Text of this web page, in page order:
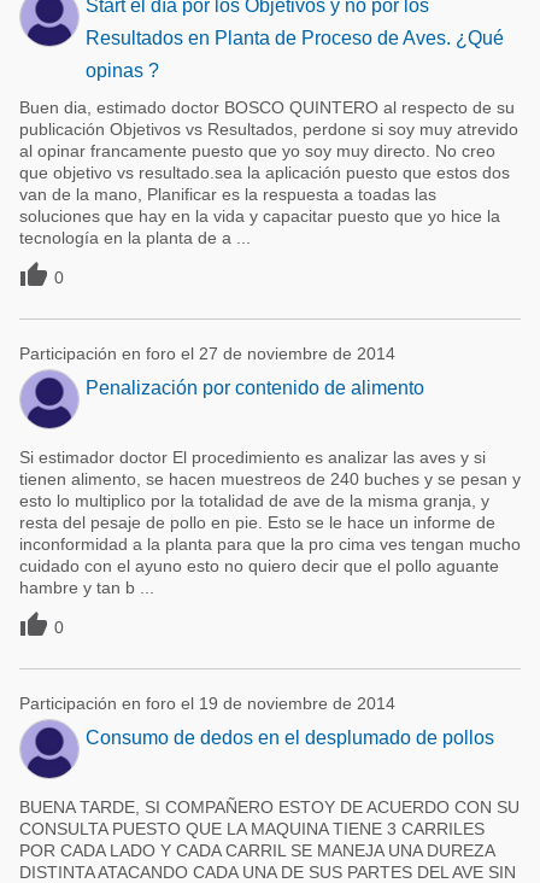
Start el día por los Objetivos y no por los
Resultados en Planta de Proceso de Aves. ¿Qué
opinas ?
Buen dia, estimado doctor BOSCO QUINTERO al respecto de su
publicación Objetivos vs Resultados, perdone si soy muy atrevido
al opinar francamente puesto que yo soy muy directo. No creo
que objetivo vs resultado.sea la aplicación puesto que estos dos
van de la mano, Planificar es la respuesta a toadas las
soluciones que hay en la vida y capacitar puesto que yo hice la
tecnología en la planta de a ...
 0
Participación en foro el 27 de noviembre de 2014
Penalización por contenido de alimento
Si estimador doctor El procedimiento es analizar las aves y si
tienen alimento, se hacen muestreos de 240 buches y se pesan y
esto lo multiplico por la totalidad de ave de la misma granja, y
resta del pesaje de pollo en pie. Esto se le hace un informe de
inconformidad a la planta para que la pro cima ves tengan mucho
cuidado con el ayuno esto no quiero decir que el pollo aguante
hambre y tan b ...
 0
Participación en foro el 19 de noviembre de 2014
Consumo de dedos en el desplumado de pollos
BUENA TARDE, SI COMPAÑERO ESTOY DE ACUERDO CON SU
CONSULTA PUESTO QUE LA MAQUINA TIENE 3 CARRILES
POR CADA LADO Y CADA CARRIL SE MANEJA UNA DUREZA
DISTINTA ATACANDO CADA UNA DE SUS PARTES DEL AVE SIN